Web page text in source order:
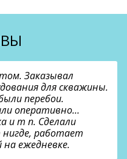
Заказывал
для скважины.
перебои.
оперативно…
и т п. Сделали
работает
на ежедневке.